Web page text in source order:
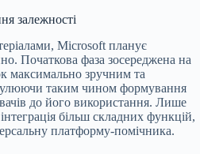
залежності
Microsoft планує
Початкова фаза зосереджена на
максимально зручним та
таким чином формування
до його використання. Лише
більш складних функцій,
платформу-помічника.